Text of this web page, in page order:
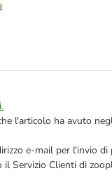
l'articolo ha avuto
e-mail per l'invio
Servizio Clienti di